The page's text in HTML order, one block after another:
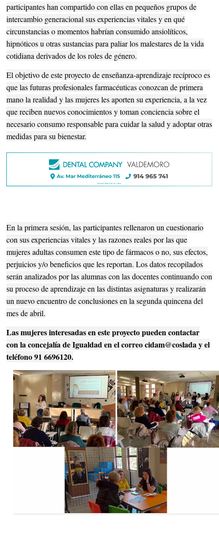
participantes han compartido con ellas en pequeños grupos de
intercambio generacional sus experiencias vitales y en qué
circunstancias o momentos habrían consumido ansiolíticos,
hipnóticos u otras sustancias para paliar los malestares de la vida
cotidiana derivados de los roles de género.
El objetivo de este proyecto de enseñanza-aprendizaje recíproco es
que las futuras profesionales farmacéuticas conozcan de primera
mano la realidad y las mujeres les aporten su experiencia, a la vez
que reciben nuevos conocimientos y toman conciencia sobre el
necesario consumo responsable para cuidar la salud y adoptar otras
medidas para su bienestar.
En la primera sesión, las participantes rellenaron un cuestionario
con sus experiencias vitales y las razones reales por las que
mujeres adultas consumen este tipo de fármacos o no, sus efectos,
perjuicios y/o beneficios que les reportan. Los datos recopilados
serán analizados por las alumnas con las docentes continuando con
su proceso de aprendizaje en las distintas asignaturas y realizarán
un nuevo encuentro de conclusiones en la segunda quincena del
mes de abril.
Las mujeres interesadas en este proyecto pueden contactar
con la concejalía de Igualdad en el correo cidam@coslada y el
teléfono 91 6696120.